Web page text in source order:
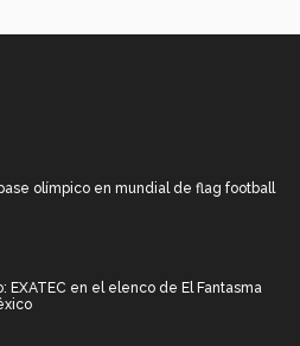
olímpico en mundial de flag football
EXATEC en el elenco de El Fantasma